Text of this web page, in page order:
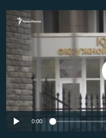
СОВЕТЫ ПРАВОЗАЩИТНИКОВ
ПРОПАВШИЕ БЕЗ ВЕСТИ
ПОБЕДИТЕЛЕЙ НЕ СУДЯТ?
КРЫМ.НЕПОКОРЕННЫЙ
ELIFBE
УКРАИНСКАЯ ПРОБЛЕМА
Українською
Qırımtatar
ПРИСОЕДИНЯЙТЕСЬ!
Все сайты RFE/RL
No media
0:00